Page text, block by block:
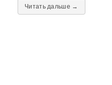
Читать дальше →